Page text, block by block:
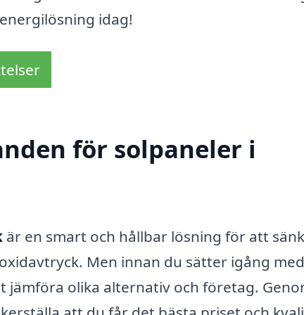
idag!
för solpaneler i
är en smart och hållbar lösning för att
Men innan du sätter igång med
olika alternativ och företag.